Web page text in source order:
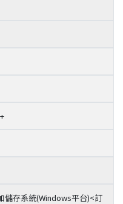
儲存系統(Windows平台)<訂